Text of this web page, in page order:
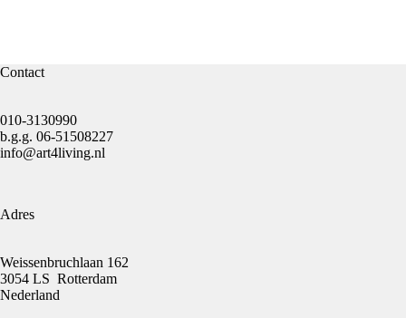
Contact
010-3130990
b.g.g. 06-51508227
info@art4living.nl
Adres
Weissenbruchlaan 162
3054 LS Rotterdam
Nederland